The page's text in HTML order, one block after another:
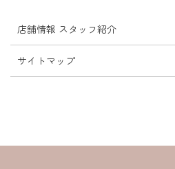
店舗情報 スタッフ紹介
サイトマップ